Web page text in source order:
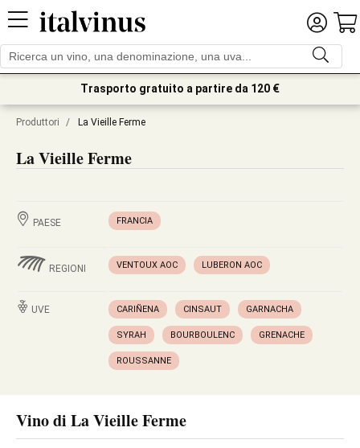
Trasporto gratuito a partire da 120 €
Produttori / La Vieille Ferme
La Vieille Ferme
PAESE FRANCIA
REGIONI VENTOUX AOC LUBERON AOC
UVE CARIÑENA CINSAUT GARNACHA
SYRAH BOURBOULENC GRENACHE
ROUSSANNE
Vino di La Vieille Ferme